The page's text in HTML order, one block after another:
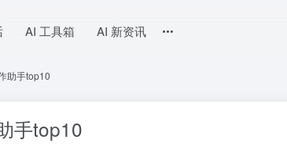
AI 工具箱 AI 新资讯
助手top10
手top10